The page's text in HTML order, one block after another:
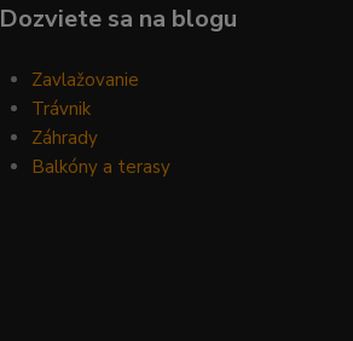
Dozviete sa na blogu
Zavlažovanie
Trávnik
Záhrady
Balkóny a terasy